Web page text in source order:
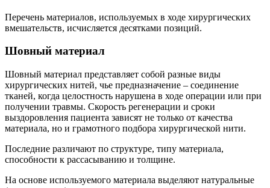
Перечень материалов, используемых в ходе хирургических
вмешательств, исчисляется десятками позиций.
Шовный материал
Шовный материал представляет собой разные виды
хирургических нитей, чье предназначение – соединение
тканей, когда целостность нарушена в ходе операции или при
получении травмы. Скорость регенерации и сроки
выздоровления пациента зависят не только от качества
материала, но и грамотного подбора хирургической нити.
Последние различают по структуре, типу материала,
способности к рассасыванию и толщине.
На основе используемого материала выделяют натуральные